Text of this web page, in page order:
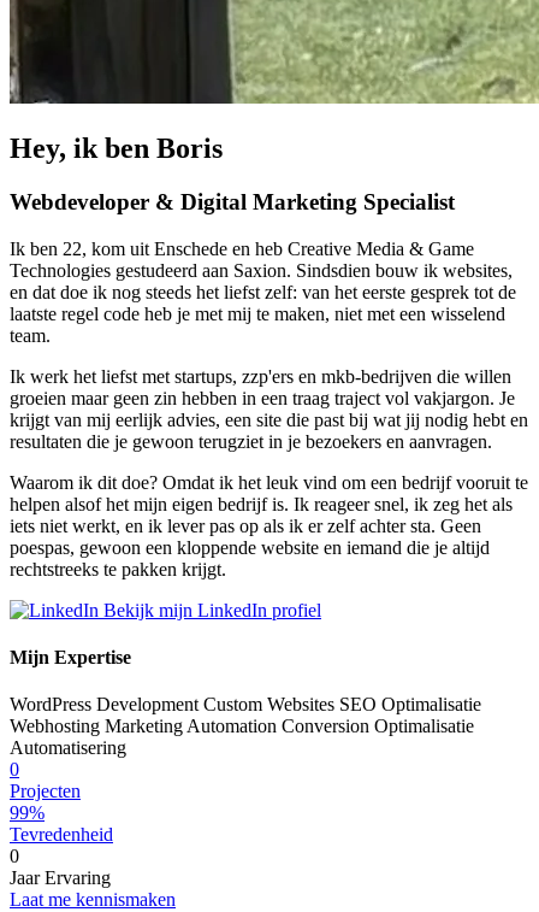
Hey, ik ben Boris
Webdeveloper & Digital Marketing Specialist
Ik ben 22, kom uit Enschede en heb Creative Media & Game
Technologies gestudeerd aan Saxion. Sindsdien bouw ik websites,
en dat doe ik nog steeds het liefst zelf: van het eerste gesprek tot de
laatste regel code heb je met mij te maken, niet met een wisselend
team.
Ik werk het liefst met startups, zzp'ers en mkb-bedrijven die willen
groeien maar geen zin hebben in een traag traject vol vakjargon. Je
krijgt van mij eerlijk advies, een site die past bij wat jij nodig hebt en
resultaten die je gewoon terugziet in je bezoekers en aanvragen.
Waarom ik dit doe? Omdat ik het leuk vind om een bedrijf vooruit te
helpen alsof het mijn eigen bedrijf is. Ik reageer snel, ik zeg het als
iets niet werkt, en ik lever pas op als ik er zelf achter sta. Geen
poespas, gewoon een kloppende website en iemand die je altijd
rechtstreeks te pakken krijgt.
Bekijk mijn LinkedIn profiel
Mijn Expertise
WordPress Development Custom Websites SEO Optimalisatie
Webhosting Marketing Automation Conversion Optimalisatie
Automatisering
0
Projecten
99%
Tevredenheid
0
Jaar Ervaring
Laat me kennismaken